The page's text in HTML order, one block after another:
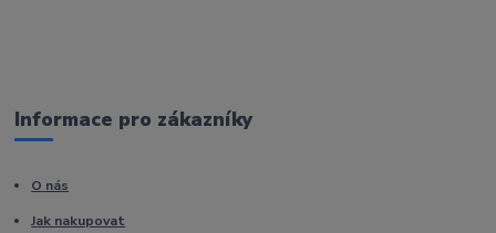
Informace pro zákazníky
O nás
Jak nakupovat